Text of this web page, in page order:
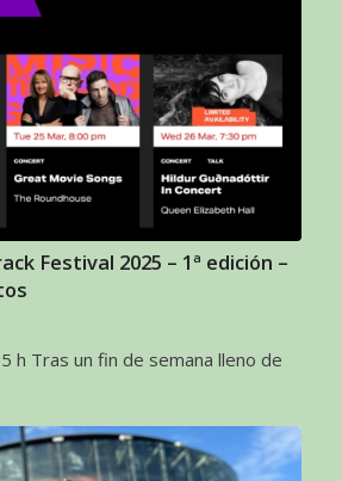
Festival 2025 – 1ª edición –
h Tras un fin de semana lleno de